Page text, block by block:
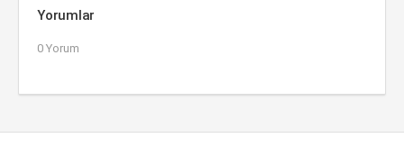
Yorumlar
0 Yorum